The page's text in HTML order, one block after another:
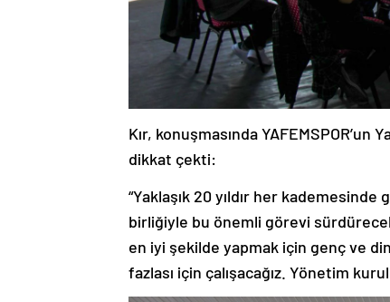
Kır, konuşmasında
dikkat çekti:
“Yaklaşık 20 yıldır her kademesinde
birliğiyle bu önemli görevi
en iyi şekilde yapmak için genç ve
fazlası için çalışacağız. Yönetim